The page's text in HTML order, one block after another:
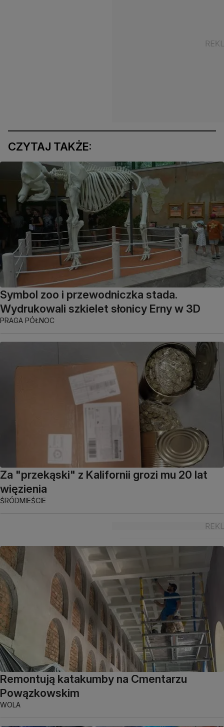
CZYTAJ TAKŻE:
Symbol zoo i przewodniczka stada.
Wydrukowali szkielet słonicy Erny w 3D
PRAGA PÓŁNOC
Za "przekąski" z Kalifornii grozi mu 20 lat
więzienia
ŚRÓDMIEŚCIE
Remontują katakumby na Cmentarzu
Powązkowskim
WOLA